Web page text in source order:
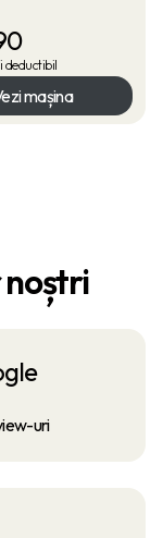
deductibil
mașina
uri